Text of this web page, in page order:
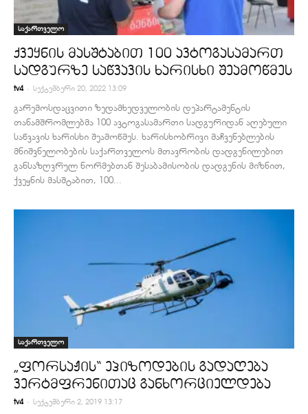
საქართველო
ქვეყნის მასშტაბით 100 ავტოგასამართ
სადგურზე საწვავის ხარისხი შეამოწმეს
tv4 - სექტემბერი 20, 2022 13:09
გარემოსდაცვითი ზედამხედველობის დეპარტამენტის
თანამშრომლებმა 100 ავტოგასამართი სადგურიდან აღებული
საწვავის ხარისხი შეამოწმეს. ხარისხობრივი მაჩვენებლების
მნიშვნელობების საქართველოს მთავრობის დადგენილებით
განსაზღვრულ ნორმებთან შესაბამისობის დადგენის მიზნით,
ქვეყნის მასშტაბით, 100...
საქართველო
„ფორსაჟის“ ეპიზოდების გადაღება
ვერტმფრენითაც განხორციელდება
tv4 - სექტემბერი 2, 2019 13:17